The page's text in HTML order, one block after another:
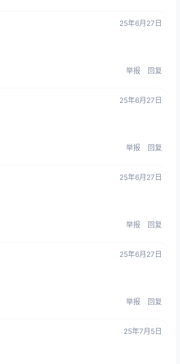
25年6月27日
举报 回复
25年6月27日
举报 回复
25年6月27日
举报 回复
25年6月27日
举报 回复
25年7月5日